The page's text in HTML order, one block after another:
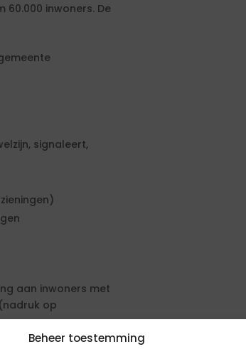
Beheer toestemming
60.000 inwoners. De
signaleert,
aan inwoners met
op